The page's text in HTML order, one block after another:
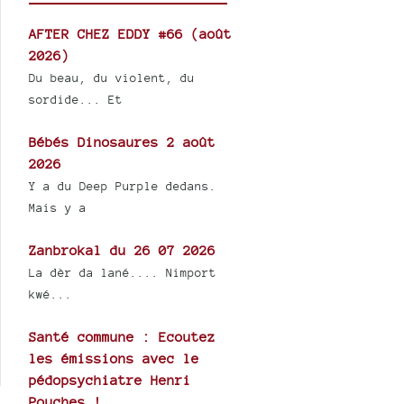
AFTER CHEZ EDDY #66 (août
2026)
Du beau, du violent, du
sordide... Et
Bébés Dinosaures 2 août
2026
Y a du Deep Purple dedans.
Mais y a
Zanbrokal du 26 07 2026
La dèr da lané.... Nimport
kwé...
Santé commune : Ecoutez
les émissions avec le
pédopsychiatre Henri